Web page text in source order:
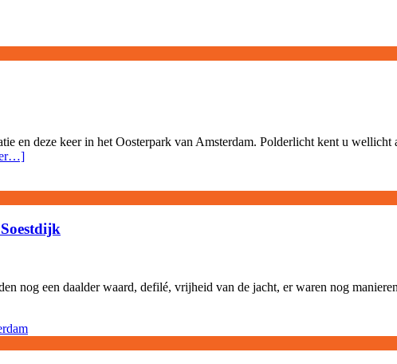
en deze keer in het Oosterpark van Amsterdam. Polderlicht kent u
nog een daalder waard, defilé, vrijheid van de jacht, er waren nog